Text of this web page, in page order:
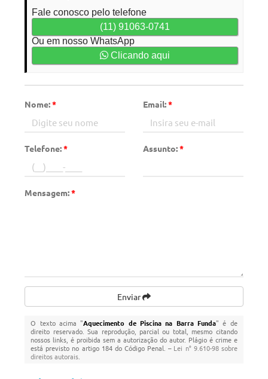
Fale conosco pelo telefone
(11) 91063-0741
Ou em nosso WhatsApp
Clicando aqui
Nome:* Email:*
Telefone:* Assunto:*
Mensagem:*
Enviar
O texto acima "Aquecimento de Piscina na Barra Funda" é de
direito reservado. Sua reprodução, parcial ou total, mesmo citando
nossos links, é proibida sem a autorização do autor. Plágio é crime e
está previsto no artigo 184 do Código Penal. – Lei n° 9.610-98 sobre
direitos autorais